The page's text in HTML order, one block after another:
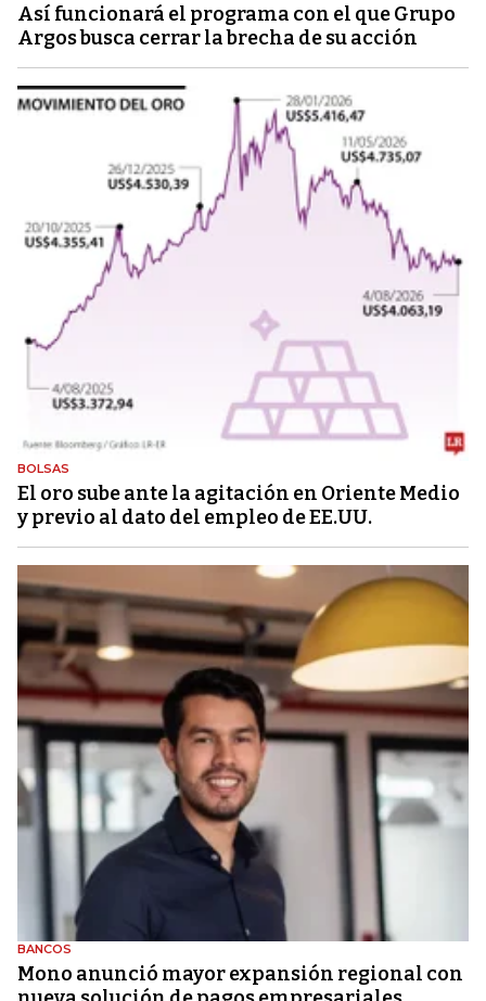
Así funcionará el programa con el que Grupo
Argos busca cerrar la brecha de su acción
BOLSAS
El oro sube ante la agitación en Oriente Medio
y previo al dato del empleo de EE.UU.
BANCOS
Mono anunció mayor expansión regional con